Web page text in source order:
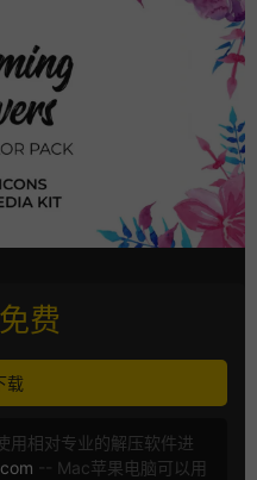
免费
载
相对专业的解压软件进
-- Mac苹果电脑可以用